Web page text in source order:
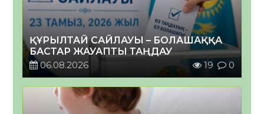
ҚҰРЫЛТАЙ САЙЛАУЫ – БОЛАШАҚҚА
БАСТАР ЖАУАПТЫ ТАҢДАУ
06.08.2026
19 0